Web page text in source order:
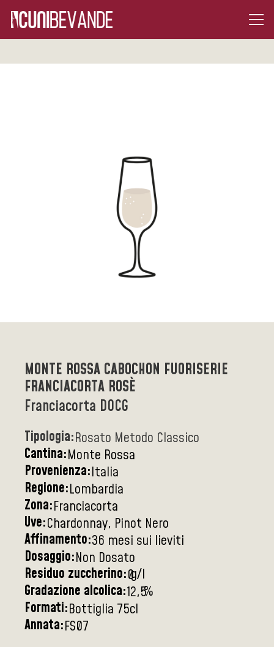
MONTE ROSSA CABOCHON FUORISERIE
FRANCIACORTA ROSÈ
Franciacorta DOCG
Tipologia:Rosato Metodo Classico
Cantina:Monte Rossa
Provenienza:Italia
Regione:Lombardia
Zona:Franciacorta
Uve:Chardonnay, Pinot Nero
Affinamento:36 mesi sui lieviti
Dosaggio:Non Dosato
Residuo zuccherino:0g/l
Gradazione alcolica:12,5%
Formati:Bottiglia 75cl
Annata:FS07